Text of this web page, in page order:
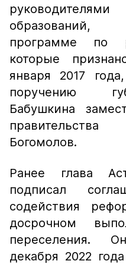
программе по
которые
января 2017
поручению
Бабушкина
Богомолов.
Ранее глава
подписал
содействия
досрочном
переселения.
декабря 2022